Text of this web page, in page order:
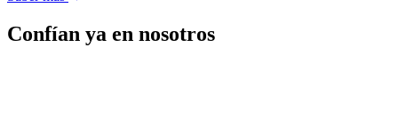
Confían ya en nosotros